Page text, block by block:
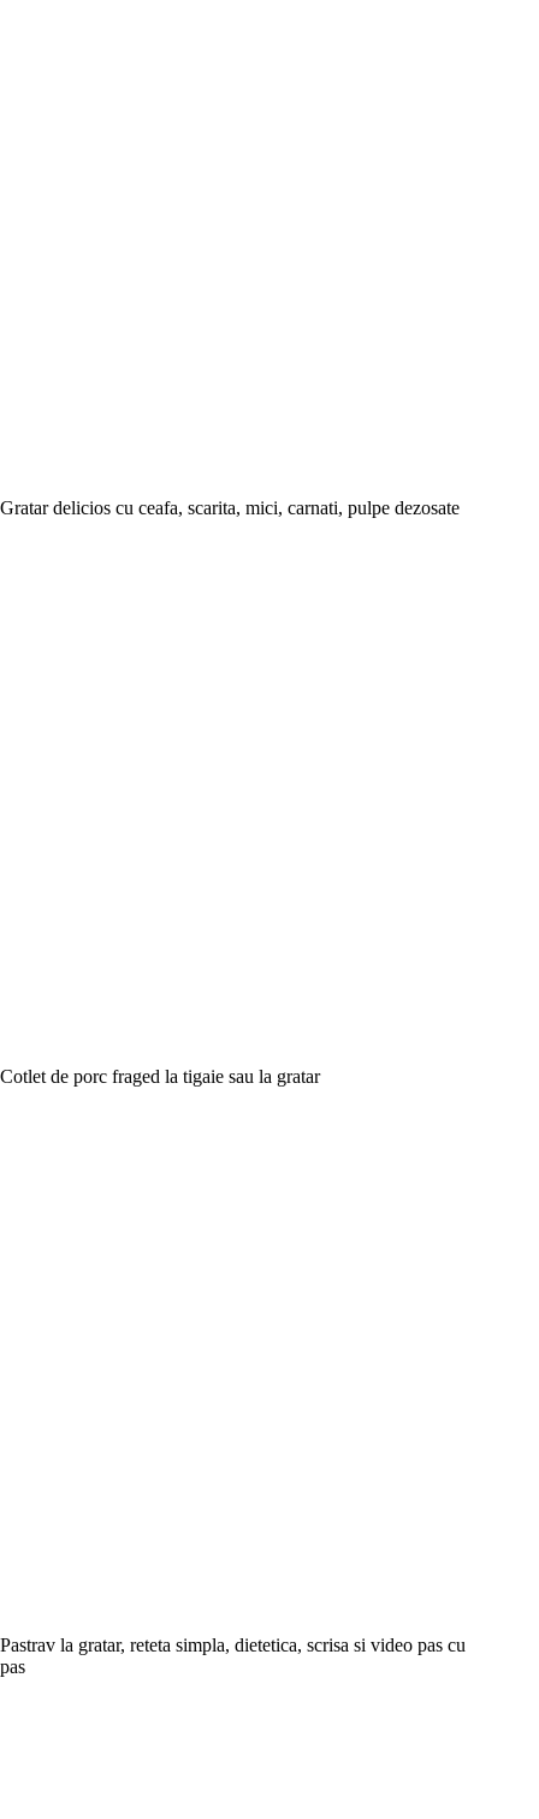
Gratar delicios cu ceafa, scarita, mici, carnati, pulpe dezosate
Cotlet de porc fraged la tigaie sau la gratar
Pastrav la gratar, reteta simpla, dietetica, scrisa si video pas cu
pas